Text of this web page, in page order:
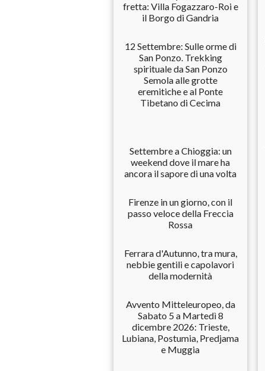
fretta: Villa Fogazzaro-Roi e
il Borgo di Gandria
12 Settembre: Sulle orme di
San Ponzo. Trekking
spirituale da San Ponzo
Semola alle grotte
eremitiche e al Ponte
Tibetano di Cecima
Settembre a Chioggia: un
weekend dove il mare ha
ancora il sapore di una volta
Firenze in un giorno, con il
passo veloce della Freccia
Rossa
Ferrara d'Autunno, tra mura,
nebbie gentili e capolavori
della modernità
Avvento Mitteleuropeo, da
Sabato 5 a Martedì 8
dicembre 2026: Trieste,
Lubiana, Postumia, Predjama
e Muggia